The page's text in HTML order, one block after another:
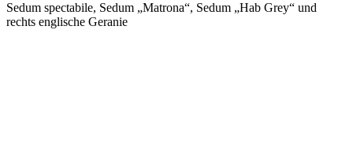
Sedum spectabile, Sedum „Matrona“, Sedum „Hab Grey“ und
rechts englische Geranie